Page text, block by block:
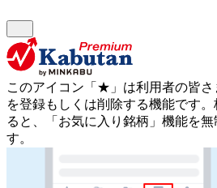
このアイコン 「★」 は利用者の皆さ
を登録もしくは削除する機能です。
ると、「お気に入り銘柄」機能を
す。